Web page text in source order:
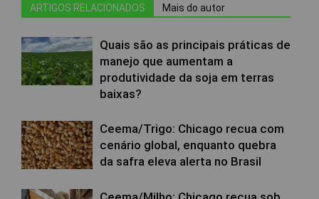
ARTIGOS RELACIONADOS Mais do autor
Quais são as principais práticas de
manejo que aumentam a
produtividade da soja em terras
baixas?
Ceema/Trigo: Chicago recua com
cenário global, enquanto quebra
da safra eleva alerta no Brasil